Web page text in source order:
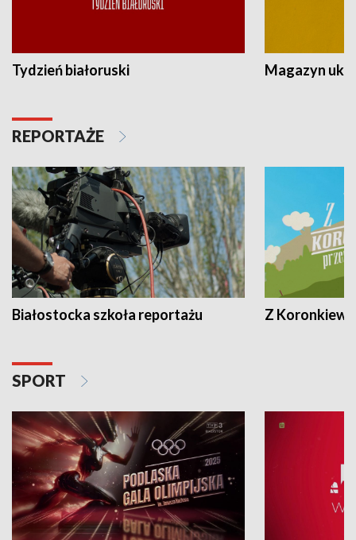
Tydzień białoruski Magazyn
REPORTAŻE
Białostocka szkoła reportażu Z
SPORT